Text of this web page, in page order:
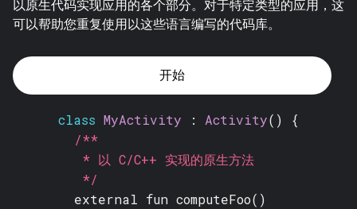
以原生代码实现应用的各个部分。对于特定类型的应用，这
可以帮助您重复使用以这些语言编写的代码库。
开始
class MyActivity : Activity() {
/**
* 以 C/C++ 实现的原生方法
*/
external fun computeFoo()